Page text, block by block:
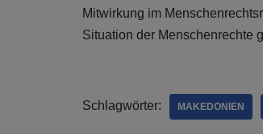
Mitwirkung im
Situation der Menschenrechte
Schlagwörter: MAKEDONIEN